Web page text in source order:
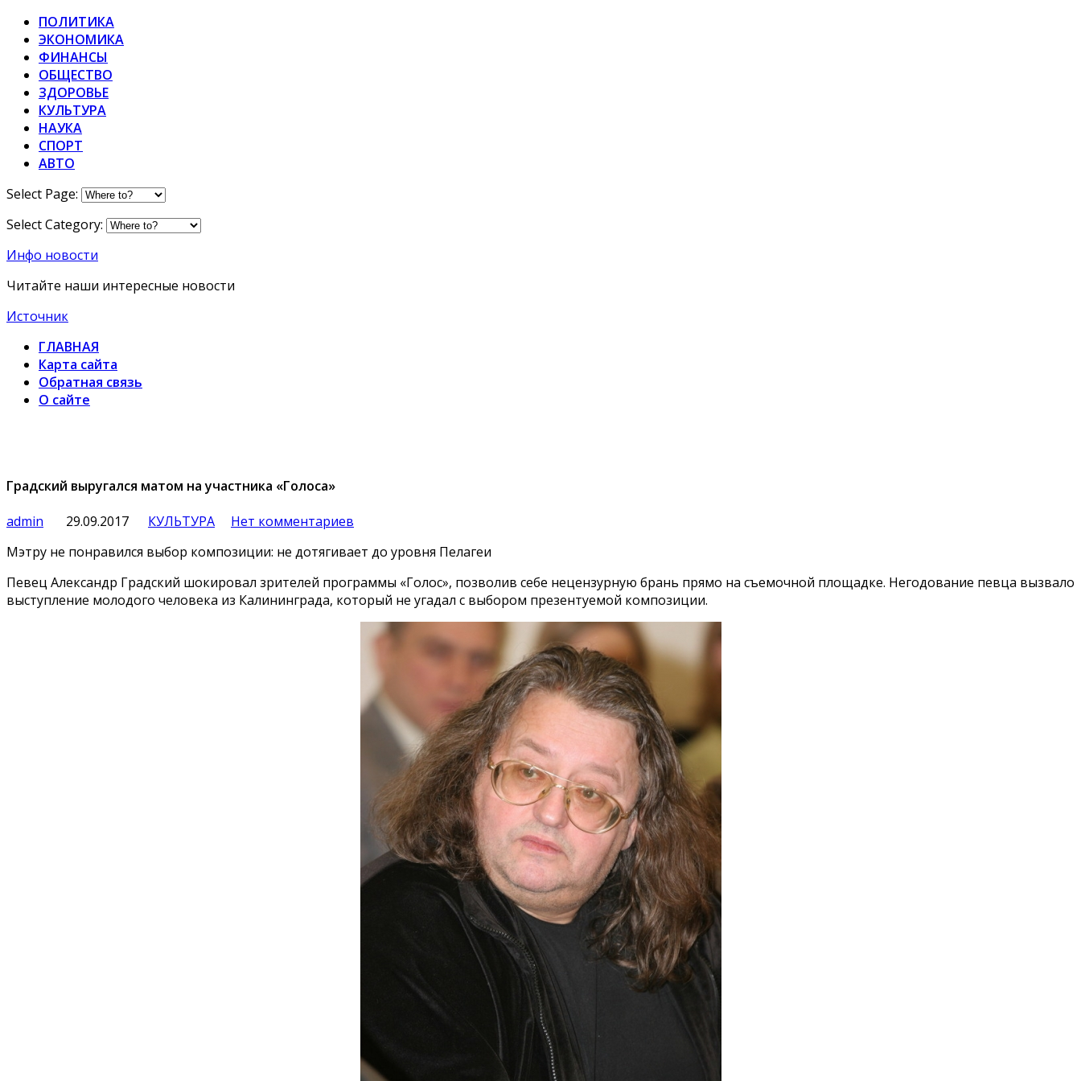
ПОЛИТИКА
ЭКОНОМИКА
ФИНАНСЫ
ОБЩЕСТВО
ЗДОРОВЬЕ
КУЛЬТУРА
НАУКА
СПОРТ
АВТО
Select Page:
Select Category:
Инфо новости
Читайте наши интересные новости
Источник
ГЛАВНАЯ
Карта сайта
Обратная связь
О сайте
Градский выругался матом на участника «Голоса»
admin
29.09.2017 КУЛЬТУРА
Нет комментариев
Мэтру не понравился выбор композиции: не дотягивает до уровня Пелагеи
Певец Александр Градский шокировал зрителей программы «Голос», позволив себе нецензурную брань прямо на съемочной площадке. Негодование певца вызвало
выступление молодого человека из Калининграда, который не угадал с выбором презентуемой композиции.